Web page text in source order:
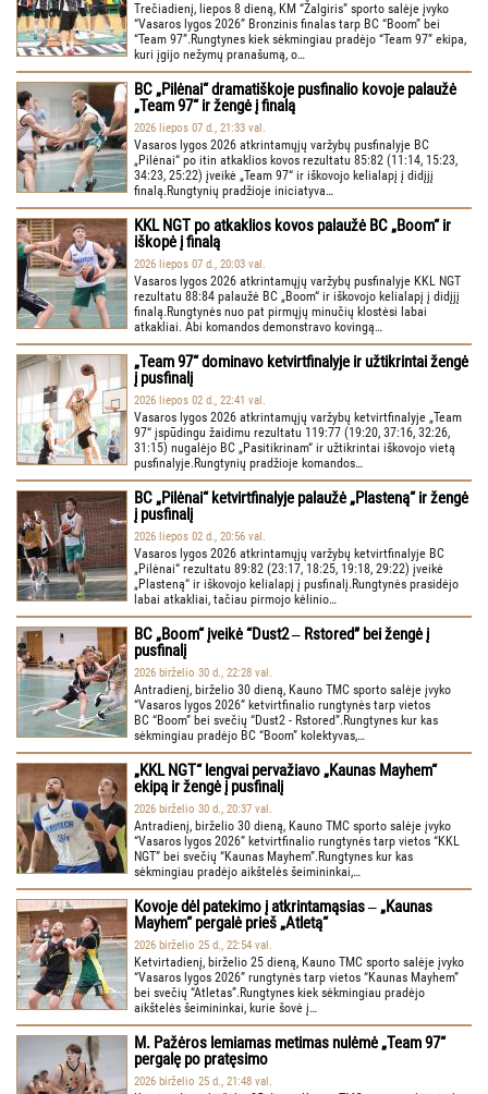
Trečiadienį, liepos 8 dieną, KM “Žalgiris” sporto salėje įvyko
“Vasaros lygos 2026” Bronzinis finalas tarp BC “Boom” bei
“Team 97”.Rungtynes kiek sėkmingiau pradėjo “Team 97” ekipa,
kuri įgijo nežymų pranašumą, o…
BC „Pilėnai“ dramatiškoje pusfinalio kovoje palaužė
„Team 97“ ir žengė į finalą
2026 liepos 07 d., 21:33 val.
Vasaros lygos 2026 atkrintamųjų varžybų pusfinalyje BC
„Pilėnai“ po itin atkaklios kovos rezultatu 85:82 (11:14, 15:23,
34:23, 25:22) įveikė „Team 97“ ir iškovojo kelialapį į didįjį
finalą.Rungtynių pradžioje iniciatyva…
KKL NGT po atkaklios kovos palaužė BC „Boom“ ir
iškopė į finalą
2026 liepos 07 d., 20:03 val.
Vasaros lygos 2026 atkrintamųjų varžybų pusfinalyje KKL NGT
rezultatu 88:84 palaužė BC „Boom“ ir iškovojo kelialapį į didįjį
finalą.Rungtynės nuo pat pirmųjų minučių klostėsi labai
atkakliai. Abi komandos demonstravo kovingą…
„Team 97“ dominavo ketvirtfinalyje ir užtikrintai žengė
į pusfinalį
2026 liepos 02 d., 22:41 val.
Vasaros lygos 2026 atkrintamųjų varžybų ketvirtfinalyje „Team
97“ įspūdingu žaidimu rezultatu 119:77 (19:20, 37:16, 32:26,
31:15) nugalėjo BC „Pasitikrinam“ ir užtikrintai iškovojo vietą
pusfinalyje.Rungtynių pradžioje komandos…
BC „Pilėnai“ ketvirtfinalyje palaužė „Plasteną“ ir žengė
į pusfinalį
2026 liepos 02 d., 20:56 val.
Vasaros lygos 2026 atkrintamųjų varžybų ketvirtfinalyje BC
„Pilėnai“ rezultatu 89:82 (23:17, 18:25, 19:18, 29:22) įveikė
„Plasteną“ ir iškovojo kelialapį į pusfinalį.Rungtynės prasidėjo
labai atkakliai, tačiau pirmojo kėlinio…
BC „Boom“ įveikė “Dust2 ‒ Rstored” bei žengė į
pusfinalį
2026 birželio 30 d., 22:28 val.
Antradienį, birželio 30 dieną, Kauno TMC sporto salėje įvyko
“Vasaros lygos 2026” ketvirtfinalio rungtynės tarp vietos
BC “Boom” bei svečių “Dust2 - Rstored”.Rungtynes kur kas
sėkmingiau pradėjo BC “Boom” kolektyvas,…
„KKL NGT“ lengvai pervažiavo „Kaunas Mayhem“
ekipą ir žengė į pusfinalį
2026 birželio 30 d., 20:37 val.
Antradienį, birželio 30 dieną, Kauno TMC sporto salėje įvyko
“Vasaros lygos 2026” ketvirtfinalio rungtynės tarp vietos “KKL
NGT” bei svečių “Kaunas Mayhem”.Rungtynes kur kas
sėkmingiau pradėjo aikštelės šeimininkai,…
Kovoje dėl patekimo į atkrintamąsias ‒ „Kaunas
Mayhem“ pergalė prieš „Atletą“
2026 birželio 25 d., 22:54 val.
Ketvirtadienį, birželio 25 dieną, Kauno TMC sporto salėje įvyko
“Vasaros lygos 2026” rungtynės tarp vietos “Kaunas Mayhem”
bei svečių “Atletas”.Rungtynes kiek sėkmingiau pradėjo
aikštelės šeimininkai, kurie šovė į…
M. Pažėros lemiamas metimas nulėmė „Team 97“
pergalę po pratęsimo
2026 birželio 25 d., 21:48 val.